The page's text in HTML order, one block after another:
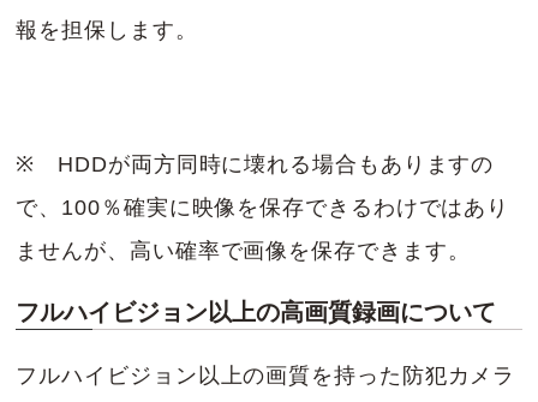
報を担保します。
※ HDDが両方同時に壊れる場合もありますの
で、100％確実に映像を保存できるわけではあり
ませんが、高い確率で画像を保存できます。
フルハイビジョン以上の高画質録画について
フルハイビジョン以上の画質を持った防犯カメラ